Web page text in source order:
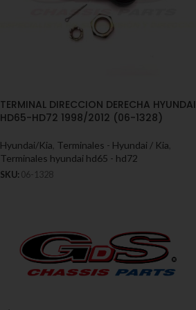
TERMINAL DIRECCION DERECHA HYUNDAI
HD65-HD72 1998/2012 (06-1328)
Hyundai/Kia Terminales - Hyundai / Kia
Terminales hyundai hd65 - hd72
SKU: 06-1328